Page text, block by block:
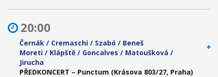
20:00
Černák / Cremaschi / Szabó / Beneš
Moreti / Klápště / Goncalves / Matoušková /
Jirucha
PŘEDKONCERT – Punctum (Krásova 803/27, Praha)